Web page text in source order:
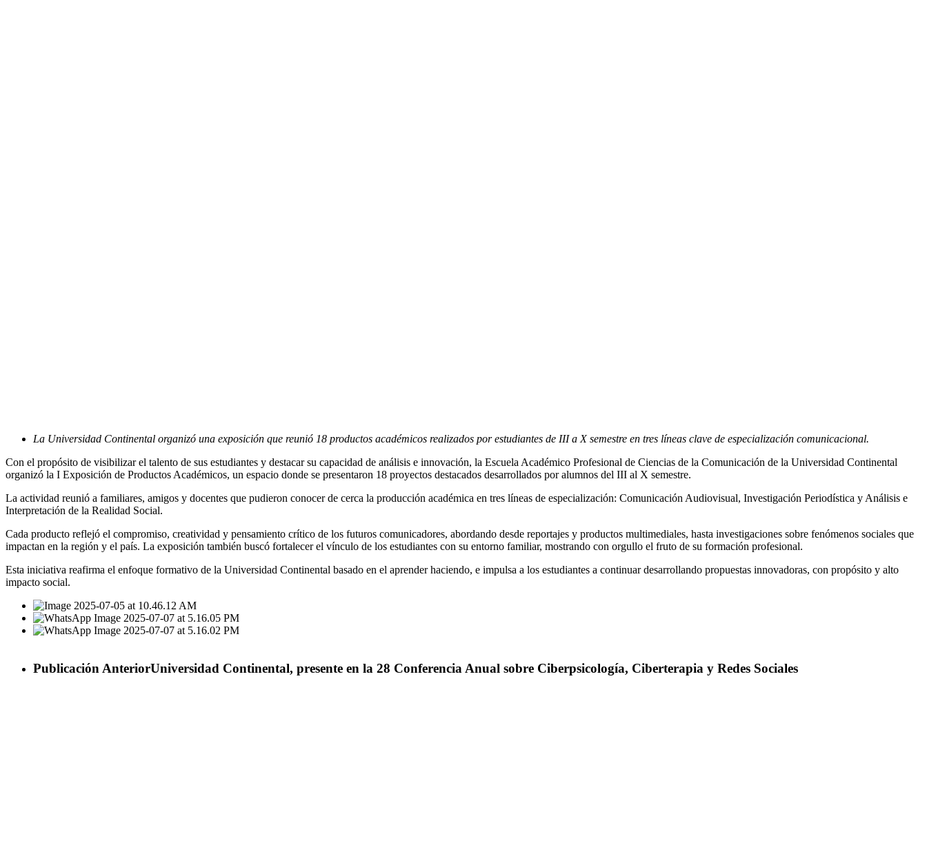
La Universidad Continental organizó una exposición que reunió 18 productos académicos realizados por estudiantes de III a X semestre en tres líneas clave de especialización comunicacional.
Con el propósito de visibilizar el talento de sus estudiantes y destacar su capacidad de análisis e innovación, la Escuela Académico Profesional de Ciencias de la Comunicación de la Universidad Continental
organizó la I Exposición de Productos Académicos, un espacio donde se presentaron 18 proyectos destacados desarrollados por alumnos del III al X semestre.
La actividad reunió a familiares, amigos y docentes que pudieron conocer de cerca la producción académica en tres líneas de especialización: Comunicación Audiovisual, Investigación Periodística y Análisis e
Interpretación de la Realidad Social.
Cada producto reflejó el compromiso, creatividad y pensamiento crítico de los futuros comunicadores, abordando desde reportajes y productos multimediales, hasta investigaciones sobre fenómenos sociales que
impactan en la región y el país. La exposición también buscó fortalecer el vínculo de los estudiantes con su entorno familiar, mostrando con orgullo el fruto de su formación profesional.
Esta iniciativa reafirma el enfoque formativo de la Universidad Continental basado en el aprender haciendo, e impulsa a los estudiantes a continuar desarrollando propuestas innovadoras, con propósito y alto
impacto social.
Publicación AnteriorUniversidad Continental, presente en la 28 Conferencia Anual sobre Ciberpsicología, Ciberterapia y Redes Sociales